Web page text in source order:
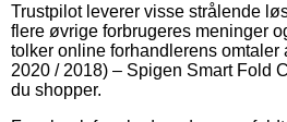
Trustpilot leverer visse strålende
flere øvrige forbrugeres meninger
tolker online forhandlerens omtaler
2020 / 2018) – Spigen Smart Fold
du shopper.